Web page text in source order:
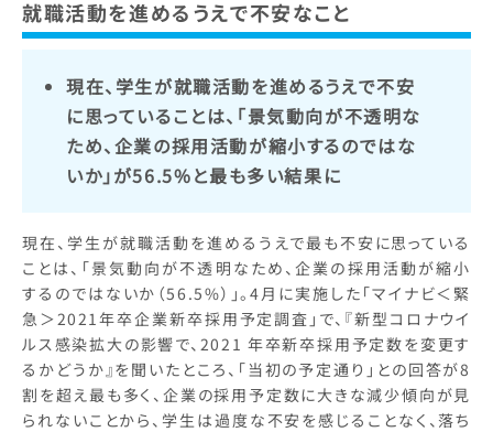
就職活動を進めるうえで不安なこと
現在、学生が就職活動を進めるうえで不安
に思っていることは、「景気動向が不透明な
ため、企業の採用活動が縮小するのではな
いか」が56.5%と最も多い結果に
現在、学生が就職活動を進めるうえで最も不安に思っている
ことは、「景気動向が不透明なため、企業の採用活動が縮小
するのではないか（56.5%）」。4月に実施した「マイナビ＜緊
急＞2021年卒企業新卒採用予定調査」で、『新型コロナウイ
ルス感染拡大の影響で、2021 年卒新卒採用予定数を変更す
るかどうか』を聞いたところ、「当初の予定通り」との回答が8
割を超え最も多く、企業の採用予定数に大きな減少傾向が見
られないことから、学生は過度な不安を感じることなく、落ち